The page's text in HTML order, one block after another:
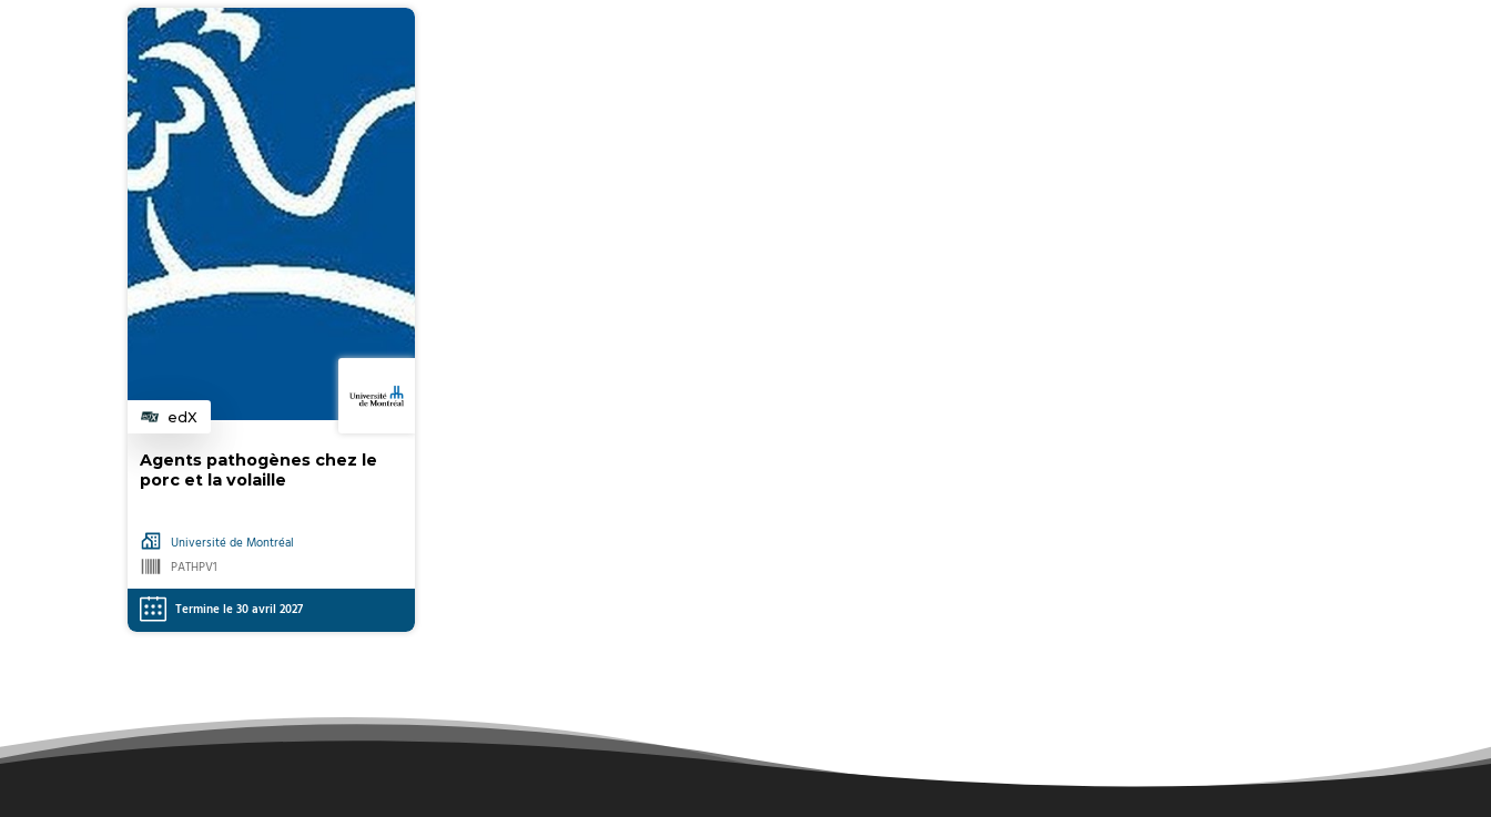
Agents pathogènes chez le
porc et la volaille
Université de Montréal
PATHPV1
Catégorie
edX
Termine le 30 avril 2027